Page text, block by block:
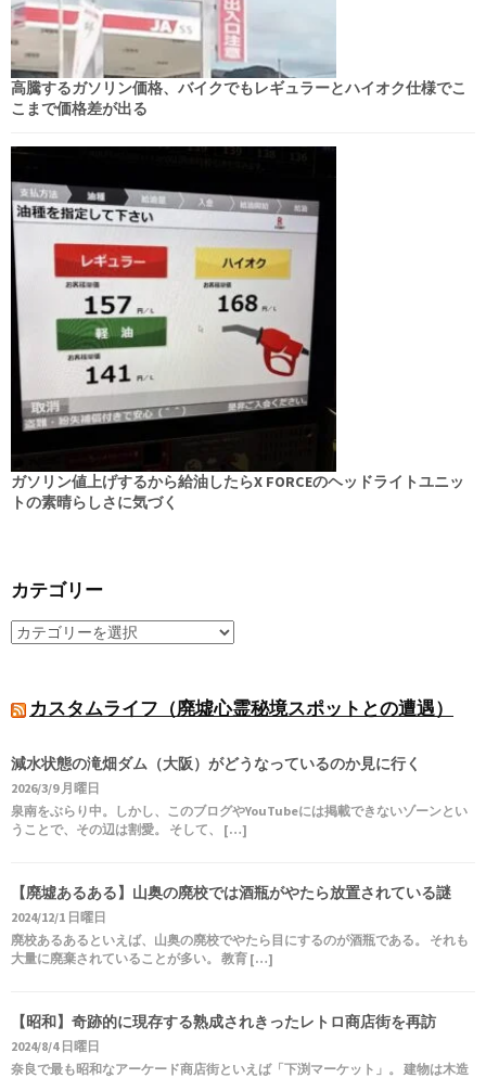
高騰するガソリン価格、バイクでもレギュラーとハイオク仕様でこ
こまで価格差が出る
ガソリン値上げするから給油したらX FORCEのヘッドライトユニッ
トの素晴らしさに気づく
カテゴリー
カスタムライフ（廃墟心霊秘境スポットとの遭遇）
減水状態の滝畑ダム（大阪）がどうなっているのか見に行く
2026/3/9 月曜日
泉南をぶらり中。しかし、このブログやYouTubeには掲載できないゾーンとい
うことで、その辺は割愛。 そして、 […]
【廃墟あるある】山奥の廃校では酒瓶がやたら放置されている謎
2024/12/1 日曜日
廃校あるあるといえば、山奥の廃校でやたら目にするのが酒瓶である。 それも
大量に廃棄されていることが多い。 教育 […]
【昭和】奇跡的に現存する熟成されきったレトロ商店街を再訪
2024/8/4 日曜日
奈良で最も昭和なアーケード商店街といえば「下渕マーケット」。 建物は木造